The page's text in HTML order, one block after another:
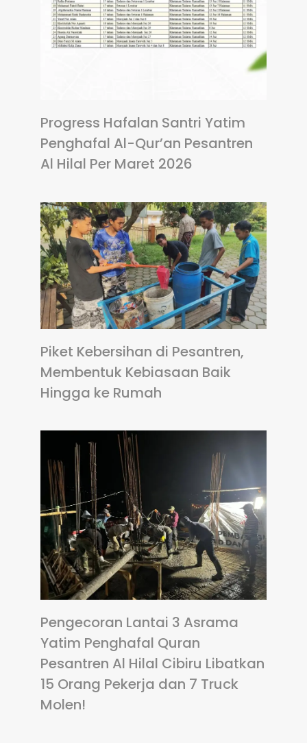
Progress Hafalan Santri Yatim
Penghafal Al-Qur’an Pesantren
Al Hilal Per Maret 2026
Piket Kebersihan di Pesantren,
Membentuk Kebiasaan Baik
Hingga ke Rumah
Pengecoran Lantai 3 Asrama
Yatim Penghafal Quran
Pesantren Al Hilal Cibiru Libatkan
15 Orang Pekerja dan 7 Truck
Molen!